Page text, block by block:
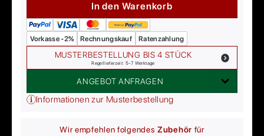
In den Warenkorb
Vorkasse -2% Rechnungskauf Ratenzahlung
MUSTERBESTELLUNG BIS 4 STÜCK
Regellieferzeit: 5-7 Werktage
ANGEBOT ANFRAGEN
Informationen zur Musterbestellung
Wir empfehlen folgendesZubehör für